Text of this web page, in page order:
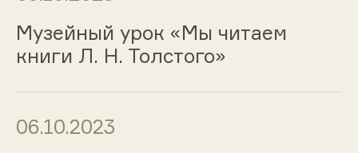
Музейный урок «Мы читаем
книги Л. Н. Толстого»
06.10.2023